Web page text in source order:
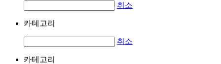
취소
카테고리
취소
카테고리